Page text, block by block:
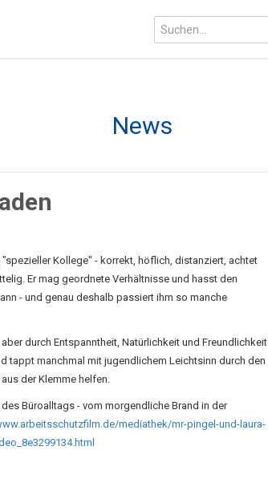
News
"spezieller Kollege" - korrekt, höflich, distanziert, achtet
Er mag geordnete Verhältnisse und hasst den
- und genau deshalb passiert ihm so manche
durch Entspanntheit, Natürlichkeit und Freundlichkeit
tappt manchmal mit jugendlichem Leichtsinn durch den
der Klemme helfen.
Büroalltags - vom morgendliche Brand in der
mediathek/mr-pingel-und-laura-